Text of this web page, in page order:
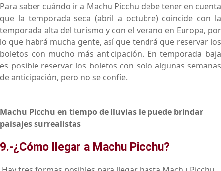
Para saber cuándo ir a Machu Picchu debe tener en cuenta
que la temporada seca (abril a octubre) coincide con la
temporada alta del turismo y con el verano en Europa, por
lo que habrá mucha gente, así que tendrá que reservar los
boletos con mucho más anticipación. En temporada baja
es posible reservar los boletos con solo algunas semanas
de anticipación, pero no se confíe.
Machu Picchu en tiempo de lluvias le puede brindar
paisajes surrealistas
9.-¿Cómo llegar a Machu Picchu?